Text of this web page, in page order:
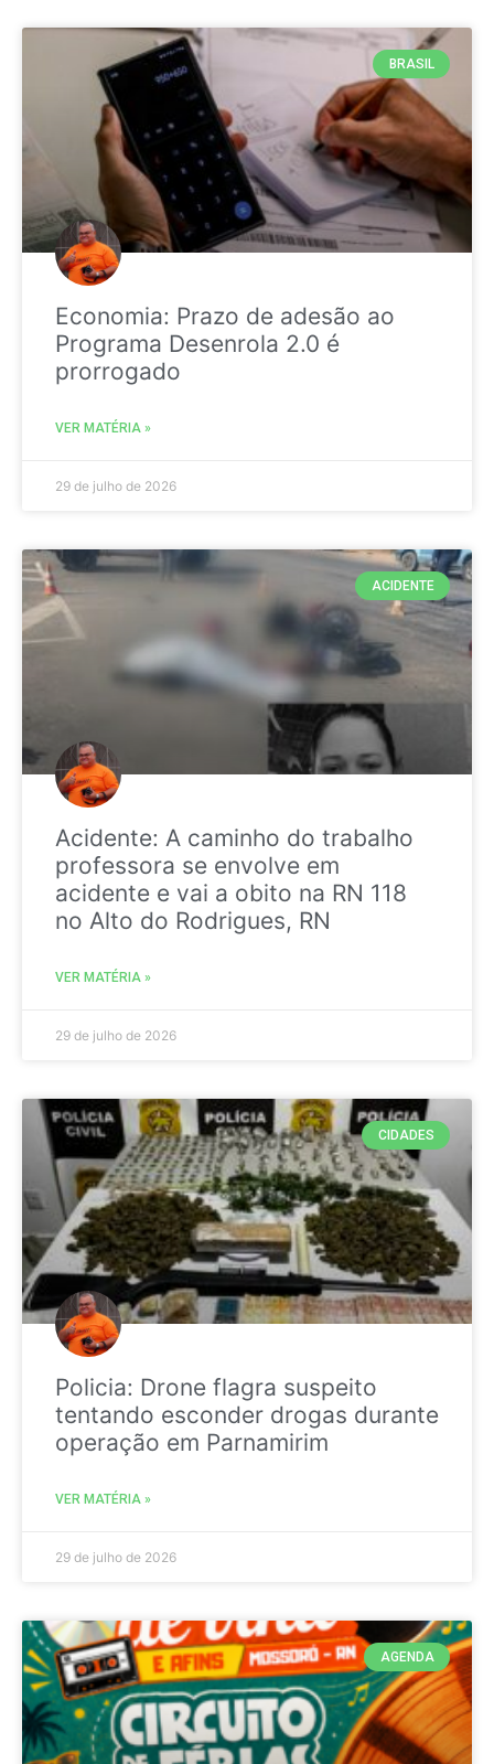
BRASIL
Economia: Prazo de adesão ao
Programa Desenrola 2.0 é
prorrogado
VER MATÉRIA »
29 de julho de 2026
ACIDENTE
Acidente: A caminho do trabalho
professora se envolve em
acidente e vai a obito na RN 118
no Alto do Rodrigues, RN
VER MATÉRIA »
29 de julho de 2026
CIDADES
Policia: Drone flagra suspeito
tentando esconder drogas durante
operação em Parnamirim
VER MATÉRIA »
29 de julho de 2026
AGENDA